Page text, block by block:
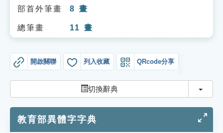
知識索引
單字索引
貓頭鷹博士
部首外筆畫 8 畫
總筆畫 11 畫
開啟關聯 列入收藏 QRcode分享
切換辭典 切換
教育部異體字字典